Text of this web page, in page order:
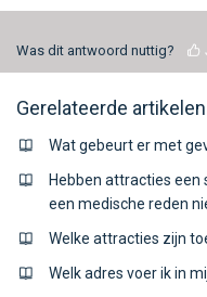
Was dit antwoord nuttig?
Gerelateerde artikelen
Wat gebeurt er met
Hebben attracties een
een medische reden
Welke attracties zijn
Welk adres voer ik in